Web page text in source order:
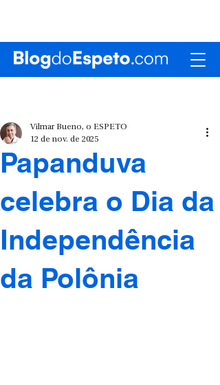
Papanduva
celebra o Dia da
Independência
da Polônia
Vilmar Bueno, o ESPETO
12 de nov. de 2025